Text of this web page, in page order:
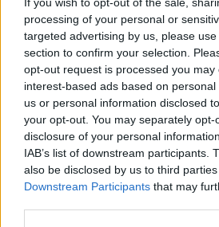
processing of your personal or
targeted advertising by us, please
section to confirm your selection.
opt-out request is processed you may
interest-based ads based on
us or personal information disclosed
your opt-out. You may separately
disclosure of your personal
IAB’s list of downstream participants.
also be disclosed by us to third
Downstream Participants that may
CONDIVIDERE:
VALUTARE: